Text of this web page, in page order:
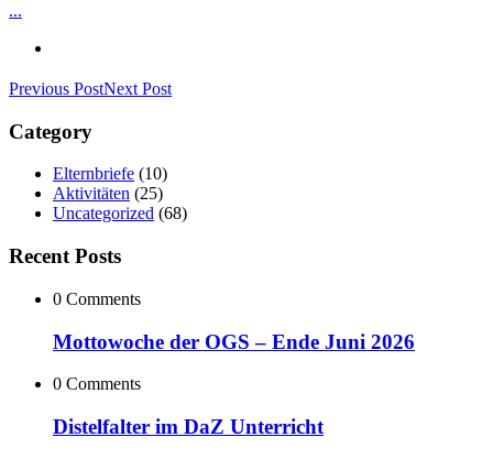
...
Previous PostNext Post
Category
Elternbriefe (10)
Aktivitäten (25)
Uncategorized (68)
Recent Posts
0 Comments
Mottowoche der OGS – Ende Juni 2026
0 Comments
Distelfalter im DaZ Unterricht